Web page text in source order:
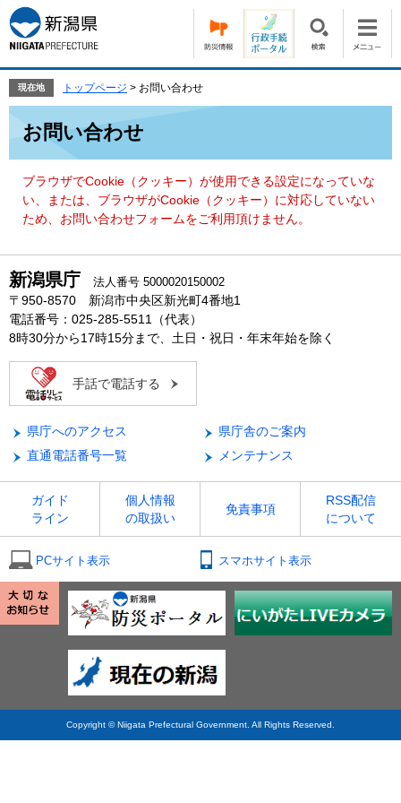
ー
ジ
の
頭
す。
ニ
ュ
ー
飛
て
現在地 トップページ > お問い合わせ
お問い合わせ
ブラウザでCookie（クッキー）が使用できる設定になっていな
い、または、ブラウザがCookie（クッキー）に対応していない
ため、お問い合わせフォームをご利用頂けません。
新潟県庁 法人番号 5000020150002
〒950-8570 新潟市中央区新光町4番地1
電話番号：025-285-5511（代表）
8時30分から17時15分まで、土日・祝日・年末年始を除く
手話で電話する
県庁へのアクセス
県庁舎のご案内
直通電話番号一覧
メンテナンス
ガイド
ライン
個人情報
の取扱い
免責事項
RSS配信
について
PCサイト表示 スマホサイト表示
Copyright © Niigata Prefectural Government. All Rights Reserved.